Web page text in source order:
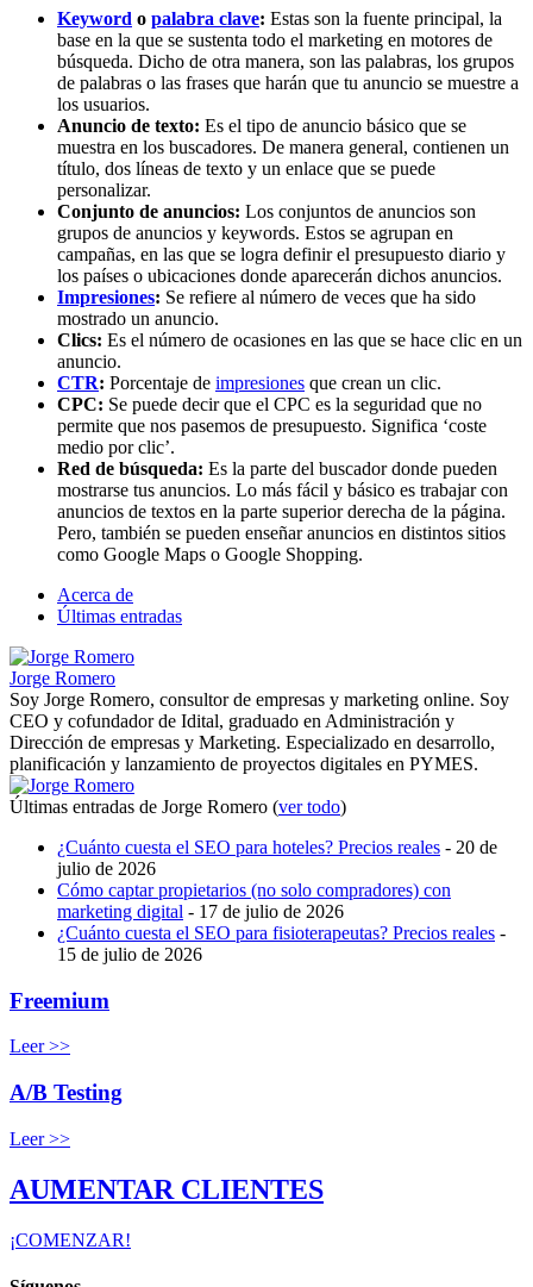
Keyword o palabra clave: Estas son la fuente principal, la
base en la que se sustenta todo el marketing en motores de
búsqueda. Dicho de otra manera, son las palabras, los grupos
de palabras o las frases que harán que tu anuncio se muestre a
los usuarios.
Anuncio de texto: Es el tipo de anuncio básico que se
muestra en los buscadores. De manera general, contienen un
título, dos líneas de texto y un enlace que se puede
personalizar.
Conjunto de anuncios: Los conjuntos de anuncios son
grupos de anuncios y keywords. Estos se agrupan en
campañas, en las que se logra definir el presupuesto diario y
los países o ubicaciones donde aparecerán dichos anuncios.
Impresiones: Se refiere al número de veces que ha sido
mostrado un anuncio.
Clics: Es el número de ocasiones en las que se hace clic en un
anuncio.
CTR: Porcentaje de impresiones que crean un clic.
CPC: Se puede decir que el CPC es la seguridad que no
permite que nos pasemos de presupuesto. Significa ‘coste
medio por clic’.
Red de búsqueda: Es la parte del buscador donde pueden
mostrarse tus anuncios. Lo más fácil y básico es trabajar con
anuncios de textos en la parte superior derecha de la página.
Pero, también se pueden enseñar anuncios en distintos sitios
como Google Maps o Google Shopping.
Acerca de
Últimas entradas
Jorge Romero
Soy Jorge Romero, consultor de empresas y marketing online. Soy
CEO y cofundador de Idital, graduado en Administración y
Dirección de empresas y Marketing. Especializado en desarrollo,
planificación y lanzamiento de proyectos digitales en PYMES.
Últimas entradas de Jorge Romero (ver todo)
¿Cuánto cuesta el SEO para hoteles? Precios reales - 20 de
julio de 2026
Cómo captar propietarios (no solo compradores) con
marketing digital - 17 de julio de 2026
¿Cuánto cuesta el SEO para fisioterapeutas? Precios reales -
15 de julio de 2026
Freemium
Leer >>
A/B Testing
Leer >>
AUMENTAR CLIENTES
¡COMENZAR!